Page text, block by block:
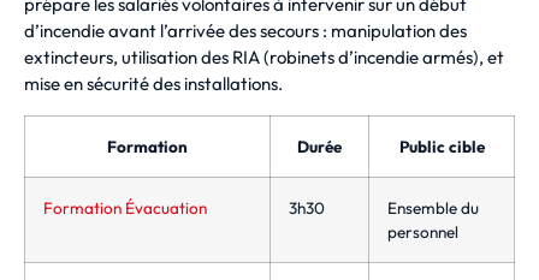
d’incendie avant l’arrivée des secours : manipulation des
extincteurs, utilisation des RIA (robinets d’incendie armés), et
mise en sécurité des installations.
Formation Durée Public cible
Formation Évacuation 3h30
Ensemble du
personnel